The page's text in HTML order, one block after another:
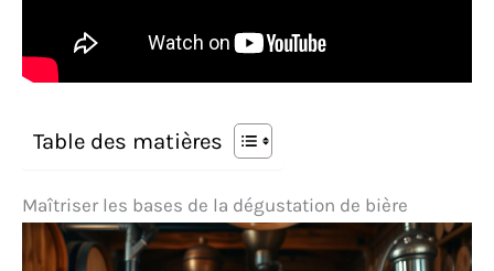
Table des matières
Maîtriser les bases de la dégustation de bière